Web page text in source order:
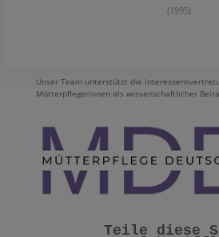
(1995)
Unser Team unterstützt die
Mütterpflegerinnenals wissenschaftlicher